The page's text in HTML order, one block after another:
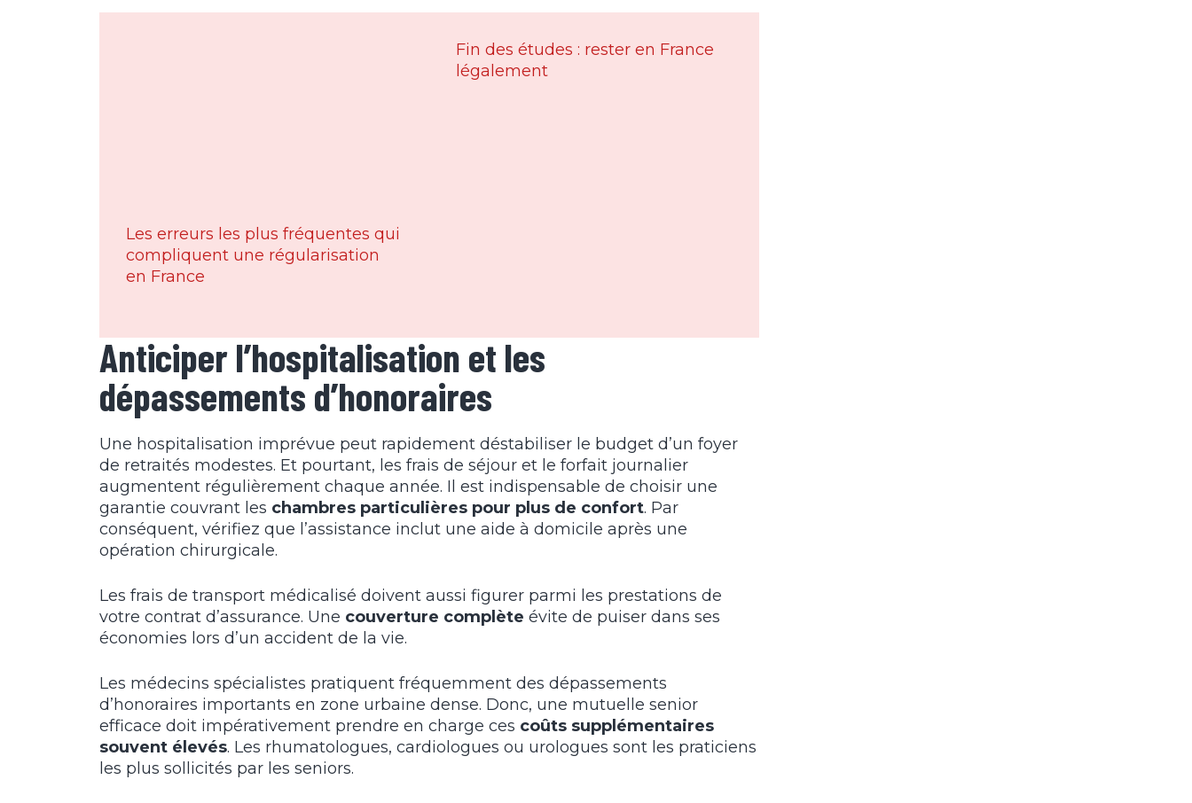
Les erreurs les plus fréquentes qui
compliquent une régularisation
en France
Fin des études : rester en France
légalement
Anticiper l’hospitalisation et les
dépassements d’honoraires
Une hospitalisation imprévue peut rapidement déstabiliser le budget d’un foyer
de retraités modestes. Et pourtant, les frais de séjour et le forfait journalier
augmentent régulièrement chaque année. Il est indispensable de choisir une
garantie couvrant les chambres particulières pour plus de confort. Par
conséquent, vérifiez que l’assistance inclut une aide à domicile après une
opération chirurgicale.
Les frais de transport médicalisé doivent aussi figurer parmi les prestations de
votre contrat d’assurance. Une couverture complète évite de puiser dans ses
économies lors d’un accident de la vie.
Les médecins spécialistes pratiquent fréquemment des dépassements
d’honoraires importants en zone urbaine dense. Donc, une mutuelle senior
efficace doit impérativement prendre en charge ces coûts supplémentaires
souvent élevés. Les rhumatologues, cardiologues ou urologues sont les praticiens
les plus sollicités par les seniors.